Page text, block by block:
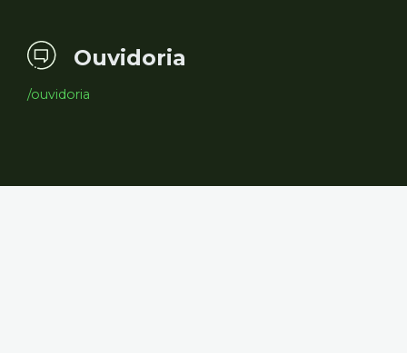
Ouvidoria
/ouvidoria